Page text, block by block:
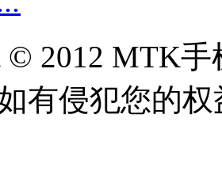
© 2012 MTK
有侵犯您的